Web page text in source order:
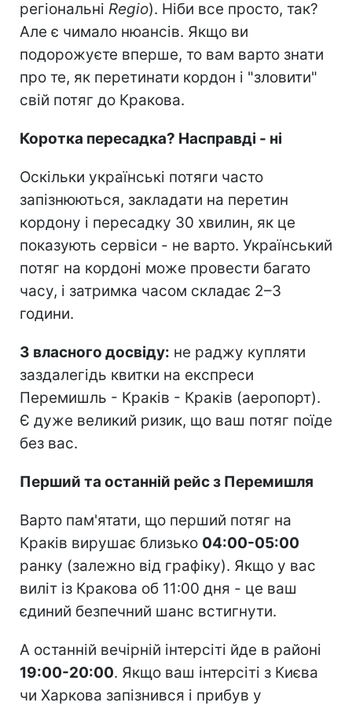
регіональні Regio). Ніби все просто, так?
Але є чимало нюансів. Якщо ви
подорожуєте вперше, то вам варто знати
про те, як перетинати кордон і "зловити"
свій потяг до Кракова.
Коротка пересадка? Насправді - ні
Оскільки українські потяги часто
запізнюються, закладати на перетин
кордону і пересадку 30 хвилин, як це
показують сервіси - не варто. Український
потяг на кордоні може провести багато
часу, і затримка часом складає 2–3
години.
З власного досвіду: не раджу купляти
заздалегідь квитки на експреси
Перемишль - Краків - Краків (аеропорт).
Є дуже великий ризик, що ваш потяг поїде
без вас.
Перший та останній рейс з Перемишля
Варто пам'ятати, що перший потяг на
Краків вирушає близько 04:00-05:00
ранку (залежно від графіку). Якщо у вас
виліт із Кракова об 11:00 дня - це ваш
єдиний безпечний шанс встигнути.
А останній вечірній інтерсіті йде в районі
19:00-20:00. Якщо ваш інтерсіті з Києва
чи Харкова запізнився і прибув у